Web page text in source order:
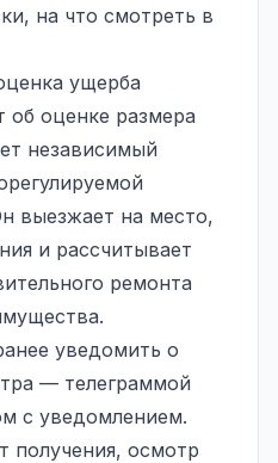
на что смотреть в
ущерба
об оценке размера
независимый
выезжает на место,
и рассчитывает
ремонта
уведомить о
— телеграммой
с уведомлением.
получения, осмотр